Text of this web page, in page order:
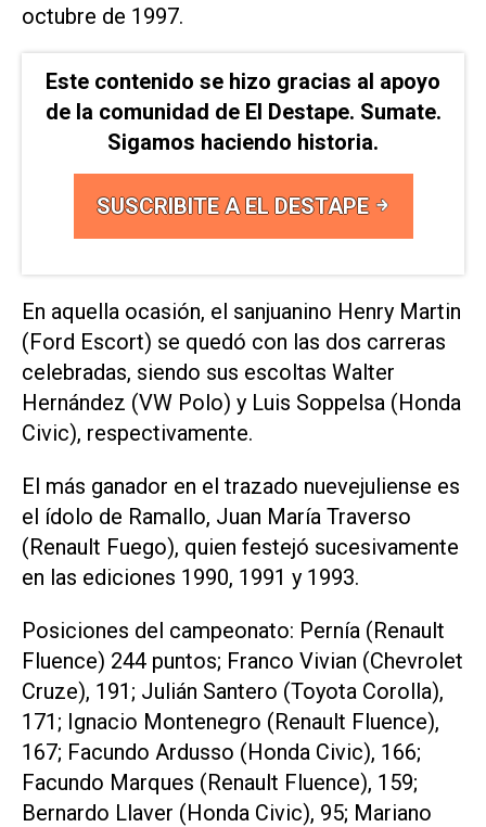
octubre de 1997.
Este contenido se hizo gracias al apoyo
de la comunidad de El Destape. Sumate.
Sigamos haciendo historia.
SUSCRIBITE A EL DESTAPE
En aquella ocasión, el sanjuanino Henry Martin
(Ford Escort) se quedó con las dos carreras
celebradas, siendo sus escoltas Walter
Hernández (VW Polo) y Luis Soppelsa (Honda
Civic), respectivamente.
El más ganador en el trazado nuevejuliense es
el ídolo de Ramallo, Juan María Traverso
(Renault Fuego), quien festejó sucesivamente
en las ediciones 1990, 1991 y 1993.
Posiciones del campeonato: Pernía (Renault
Fluence) 244 puntos; Franco Vivian (Chevrolet
Cruze), 191; Julián Santero (Toyota Corolla),
171; Ignacio Montenegro (Renault Fluence),
167; Facundo Ardusso (Honda Civic), 166;
Facundo Marques (Renault Fluence), 159;
Bernardo Llaver (Honda Civic), 95; Mariano